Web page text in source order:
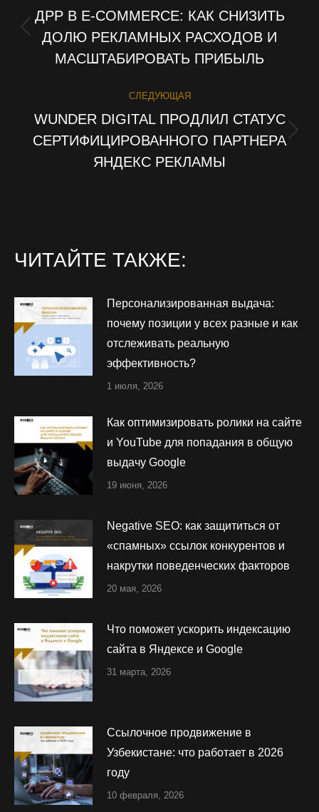
ПО
ЗАПИСЯМ
Предыдущая
запись:
ДРР В E-COMMERCE: КАК СНИЗИТЬ
ДОЛЮ РЕКЛАМНЫХ РАСХОДОВ И
МАСШТАБИРОВАТЬ ПРИБЫЛЬ
СЛЕДУЮЩАЯ
Следующая
запись:
WUNDER DIGITAL ПРОДЛИЛ СТАТУС
СЕРТИФИЦИРОВАННОГО ПАРТНЕРА
ЯНДЕКС РЕКЛАМЫ
ЧИТАЙТЕ ТАКЖЕ:
Персонализированная выдача:
почему позиции у всех разные и как
отслеживать реальную
эффективность?
1 июля, 2026
Как оптимизировать ролики на сайте
и YouTube для попадания в общую
выдачу Google
19 июня, 2026
Negative SEO: как защититься от
«спамных» ссылок конкурентов и
накрутки поведенческих факторов
20 мая, 2026
Что поможет ускорить индексацию
сайта в Яндексе и Google
31 марта, 2026
Ссылочное продвижение в
Узбекистане: что работает в 2026
году
10 февраля, 2026